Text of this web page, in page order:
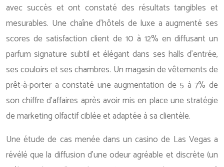
avec succès et ont constaté des résultats tangibles et
mesurables. Une chaîne d’hôtels de luxe a augmenté ses
scores de satisfaction client de 10 à 12% en diffusant un
parfum signature subtil et élégant dans ses halls d’entrée,
ses couloirs et ses chambres. Un magasin de vêtements de
prêt-à-porter a constaté une augmentation de 5 à 7% de
son chiffre d’affaires après avoir mis en place une stratégie
de marketing olfactif ciblée et adaptée à sa clientèle.
Une étude de cas menée dans un casino de Las Vegas a
révélé que la diffusion d’une odeur agréable et discrète (un